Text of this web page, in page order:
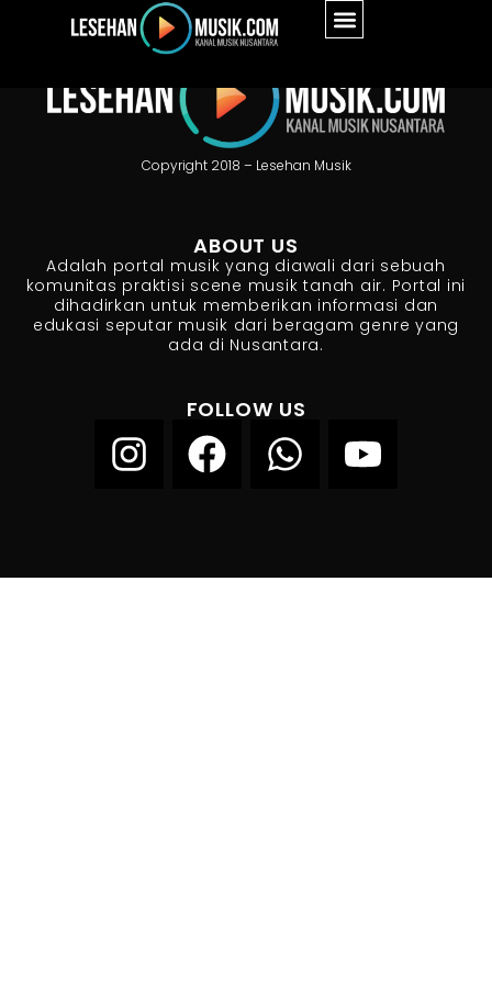
Copyright 2018 – Lesehan Musik
ABOUT US
Adalah portal musik yang diawali dari sebuah
komunitas praktisi scene musik tanah air. Portal ini
dihadirkan untuk memberikan informasi dan
edukasi seputar musik dari beragam genre yang
ada di Nusantara.
FOLLOW US